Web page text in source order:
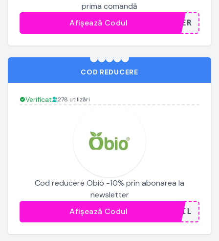
prima comandă
...TER
Afișează Codul
COD REDUCERE
Verificat 278 utilizări
Cod reducere Obio -10% prin abonarea la
newsletter
...AIL
Afișează Codul